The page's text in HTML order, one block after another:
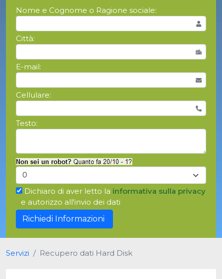
Nome e Cognome o Ragione sociale:
Città:
E-mail:
Cellulare:
Testo:
Dichiaro di aver letto la informativa sulla privacy
e autorizzo all'invio dei dati
Servizi Recupero dati Hard Disk